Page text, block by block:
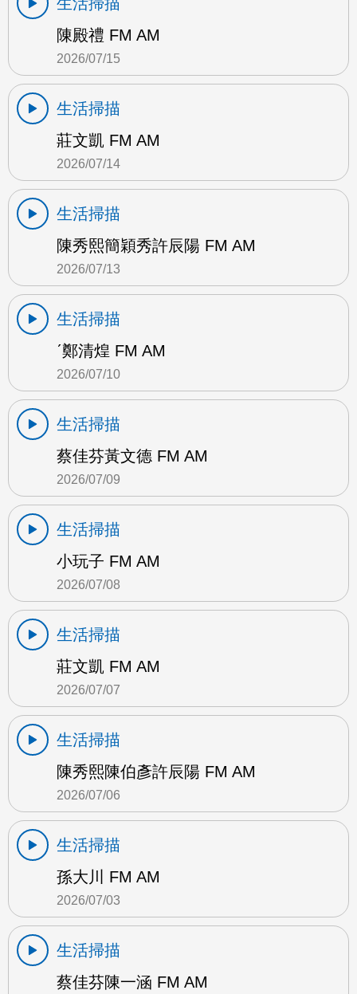
陳殿禮 FM AM
2026/07/15
生活掃描
莊文凱 FM AM
2026/07/14
生活掃描
陳秀熙簡穎秀許辰陽 FM AM
2026/07/13
生活掃描
ˊ鄭清煌 FM AM
2026/07/10
生活掃描
蔡佳芬黃文德 FM AM
2026/07/09
生活掃描
小玩子 FM AM
2026/07/08
生活掃描
莊文凱 FM AM
2026/07/07
生活掃描
陳秀熙陳伯彥許辰陽 FM AM
2026/07/06
生活掃描
孫大川 FM AM
2026/07/03
生活掃描
蔡佳芬陳一涵 FM AM